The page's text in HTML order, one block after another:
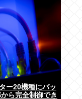
ー20機種にバッ
ら完全制御でき